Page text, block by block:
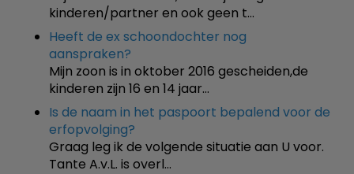
kinderen/partner en ook geen t…
Heeft de ex schoondochter nog
aanspraken?
Mijn zoon is in oktober 2016 gescheiden,de
kinderen zijn 16 en 14 jaar…
Is de naam in het paspoort bepalend voor de
erfopvolging?
Graag leg ik de volgende situatie aan U voor.
Tante A.v.L. is overl…